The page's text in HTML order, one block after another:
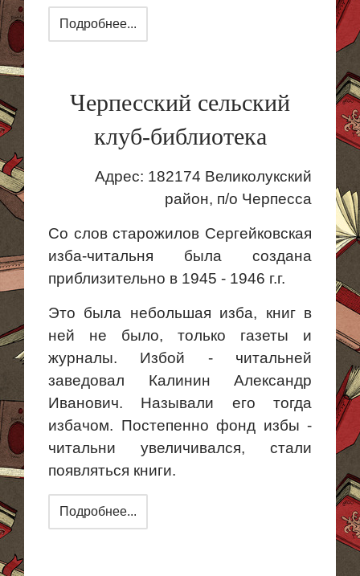
Подробнее...
Черпесский сельский
клуб-библиотека
Адрес: 182174 Великолукский
район, п/о Черпесса
Со слов старожилов Сергейковская
изба-читальня была создана
приблизительно в 1945 - 1946 г.г.
Это была небольшая изба, книг в
ней не было, только газеты и
журналы. Избой - читальней
заведовал Калинин Александр
Иванович. Называли его тогда
избачом. Постепенно фонд избы -
читальни увеличивался, стали
появляться книги.
Подробнее...